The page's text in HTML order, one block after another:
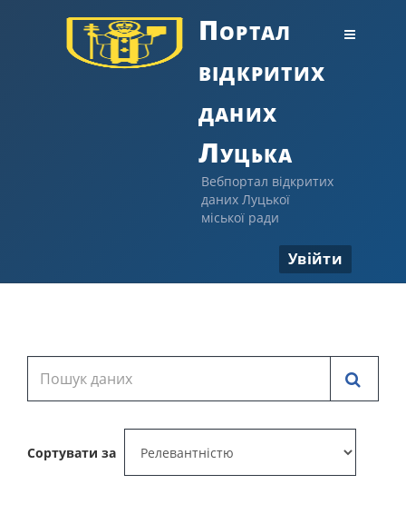
Портал
відкритих
даних
Луцька
Вебпортал відкритих
даних Луцької
міської ради
Увійти
Сортувати за